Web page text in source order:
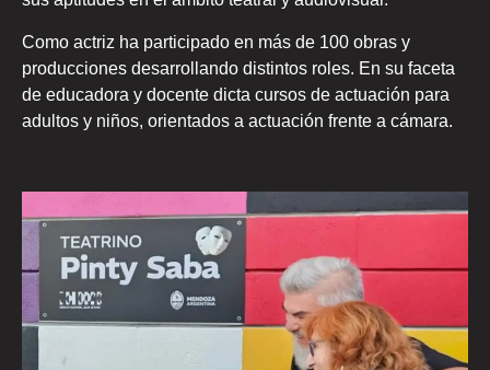
Como actriz ha participado en más de 100 obras y
producciones desarrollando distintos roles. En su faceta
de educadora y docente dicta cursos de actuación para
adultos y niños, orientados a actuación frente a cámara.